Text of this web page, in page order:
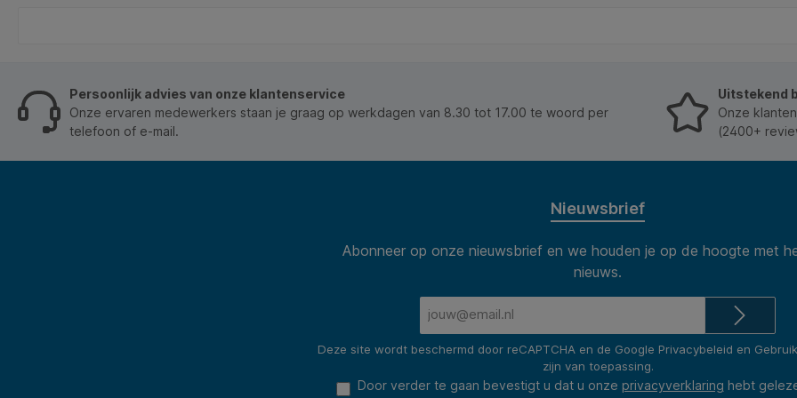
Persoonlijk advies van onze klantenservice
Onze ervaren medewerkers staan je graag op werkdagen van 8.30 tot 17.00 te woord per
telefoon of e-mail.
Uitstekend
Onze
(2400+
Nieuwsbrief
Abonneer op onze nieuwsbrief en we houden je op de hoogte met
nieuws.
Deze site wordt beschermd door reCAPTCHA en de Google Privacybeleid en
zijn van toepassing.
Door verder te gaan bevestigt u dat u onze privacyverklaring hebt